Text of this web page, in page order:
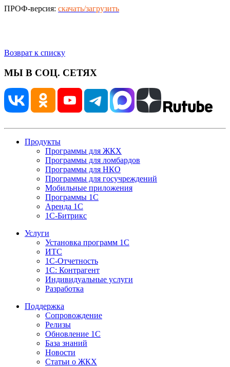
ПРОФ-версия: скачать/загрузить
Возврат к списку
МЫ В СОЦ. СЕТЯХ
Продукты
Программы для ЖКХ
Программы для ломбардов
Программы для НКО
Программы для госучреждений
Мобильные приложения
Программы 1С
Аренда 1С
1С-Битрикс
Услуги
Установка программ 1С
ИТС
1С-Отчетность
1С: Контрагент
Индивидуальные услуги
Разработка
Поддержка
Сопровождение
Релизы
Обновление 1С
База знаний
Новости
Статьи о ЖКХ